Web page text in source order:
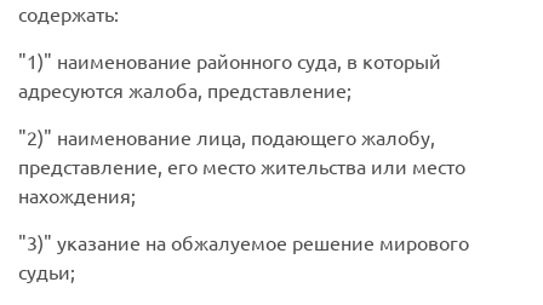
содержать:
1)
наименование районного суда, в который
адресуются жалоба, представление;
2)
наименование лица, подающего жалобу,
представление, его место жительства или место
нахождения;
3) указание на обжалуемое решение мирового
судьи;